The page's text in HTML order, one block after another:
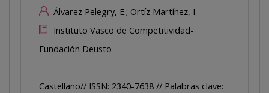
Álvarez Pelegry, E.; Ortíz Martínez, I.
Instituto Vasco de Competitividad-
Fundación Deusto
Castellano// ISSN: 2340-7638 // Palabras clave: